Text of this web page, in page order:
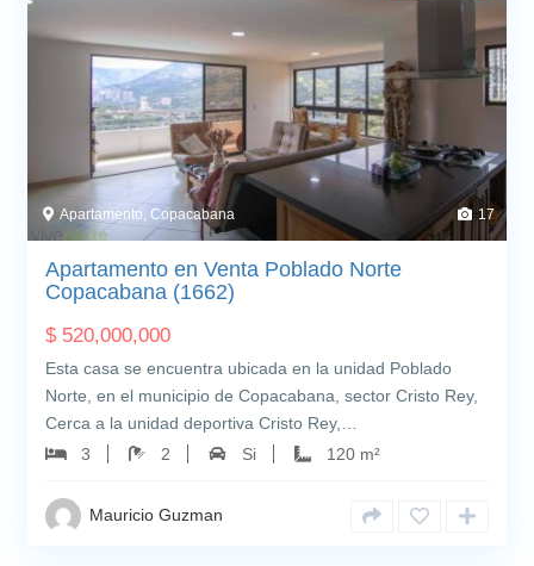
Apartamento, Copacabana 17
Apartamento en Venta Poblado Norte
Copacabana (1662)
$ 520,000,000
Esta casa se encuentra ubicada en la unidad Poblado
Norte, en el municipio de Copacabana, sector Cristo Rey,
Cerca a la unidad deportiva Cristo Rey,…
3
2 Si 120 m²
Mauricio Guzman